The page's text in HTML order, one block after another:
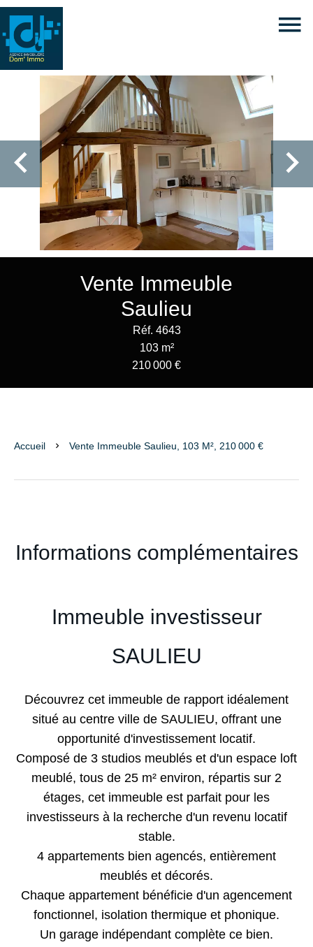
Vente Immeuble
Saulieu
Réf. 4643
103 m²
210 000 €
Accueil Vente Immeuble Saulieu, 103 M², 210 000 €
Informations complémentaires
Immeuble investisseur
SAULIEU
Découvrez cet immeuble de rapport idéalement
situé au centre ville de SAULIEU, offrant une
opportunité d'investissement locatif.
Composé de 3 studios meublés et d'un espace loft
meublé, tous de 25 m² environ, répartis sur 2
étages, cet immeuble est parfait pour les
investisseurs à la recherche d'un revenu locatif
stable.
4 appartements bien agencés, entièrement
meublés et décorés.
Chaque appartement bénéficie d'un agencement
fonctionnel, isolation thermique et phonique.
Un garage indépendant complète ce bien.